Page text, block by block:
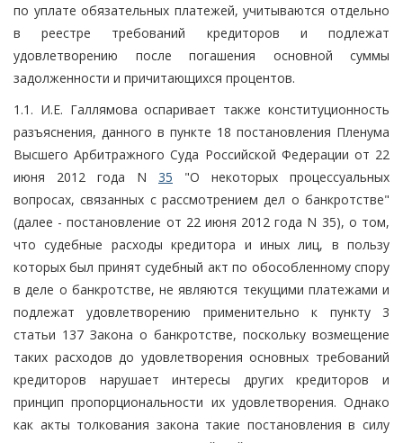
по уплате обязательных платежей, учитываются отдельно
в реестре требований кредиторов и подлежат
удовлетворению после погашения основной суммы
задолженности и причитающихся процентов.
1.1. И.Е. Галлямова оспаривает также конституционность
разъяснения, данного в пункте 18 постановления Пленума
Высшего Арбитражного Суда Российской Федерации от 22
июня 2012 года N 35 "О некоторых процессуальных
вопросах, связанных с рассмотрением дел о банкротстве"
(далее - постановление от 22 июня 2012 года N 35), о том,
что судебные расходы кредитора и иных лиц, в пользу
которых был принят судебный акт по обособленному спору
в деле о банкротстве, не являются текущими платежами и
подлежат удовлетворению применительно к пункту 3
статьи 137 Закона о банкротстве, поскольку возмещение
таких расходов до удовлетворения основных требований
кредиторов нарушает интересы других кредиторов и
принцип пропорциональности их удовлетворения. Однако
как акты толкования закона такие постановления в силу